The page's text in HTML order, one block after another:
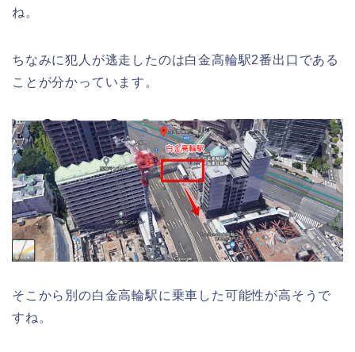
ね。
ちなみに犯人が逃走したのは白金高輪駅2番出口である
ことが分かっています。
そこから別の白金高輪駅に乗車した可能性が高そうで
すね。